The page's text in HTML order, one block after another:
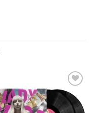
Adicionar
a lista de
desejos